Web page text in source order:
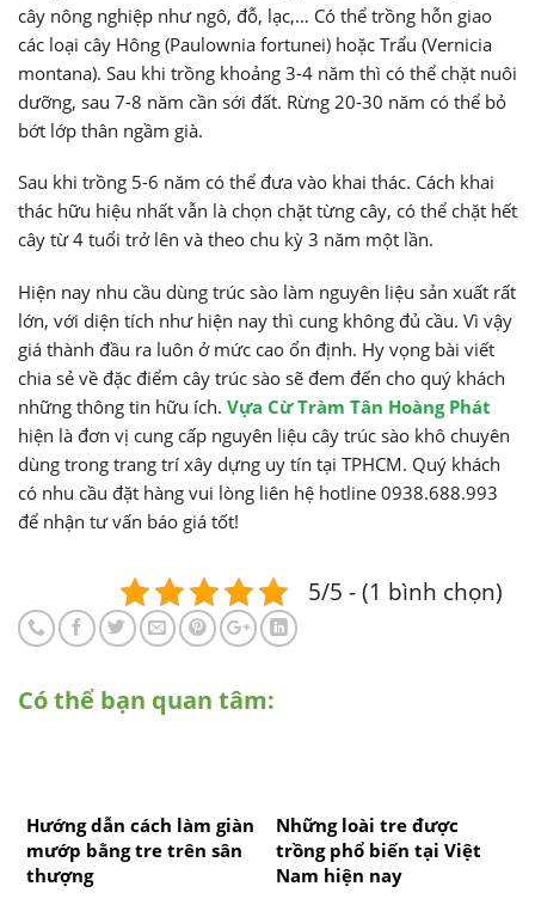
cây nông nghiệp như ngô, đỗ, lạc,… Có thể trồng hỗn giao
các loại cây Hông (Paulownia fortunei) hoặc Trẩu (Vernicia
montana). Sau khi trồng khoảng 3-4 năm thì có thể chặt nuôi
dưỡng, sau 7-8 năm cần sới đất. Rừng 20-30 năm có thể bỏ
bớt lớp thân ngầm già.
Sau khi trồng 5-6 năm có thể đưa vào khai thác. Cách khai
thác hữu hiệu nhất vẫn là chọn chặt từng cây, có thể chặt hết
cây từ 4 tuổi trở lên và theo chu kỳ 3 năm một lần.
Hiện nay nhu cầu dùng trúc sào làm nguyên liệu sản xuất rất
lớn, với diện tích như hiện nay thì cung không đủ cầu. Vì vậy
giá thành đầu ra luôn ở mức cao ổn định. Hy vọng bài viết
chia sẻ về đặc điểm cây trúc sào sẽ đem đến cho quý khách
những thông tin hữu ích. Vựa Cừ Tràm Tân Hoàng Phát
hiện là đơn vị cung cấp nguyên liệu cây trúc sào khô chuyên
dùng trong trang trí xây dựng uy tín tại TPHCM. Quý khách
có nhu cầu đặt hàng vui lòng liên hệ hotline 0938.688.993
để nhận tư vấn báo giá tốt!
5/5 - (1 bình chọn)
Có thể bạn quan tâm:
Hướng dẫn cách làm giàn
mướp bằng tre trên sân
thượng
Những loài tre được
trồng phổ biến tại Việt
Nam hiện nay